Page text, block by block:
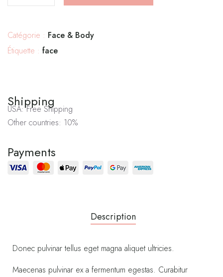
Catégorie : Face & Body
Étiquette : face
Shipping
USA: Free Shipping
Other countries: 10%
Payments
Description
Donec pulvinar tellus eget magna aliquet ultricies.
Maecenas pulvinar ex a fermentum egestas. Curabitur